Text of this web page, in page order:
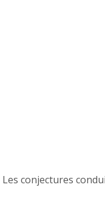
conjectures